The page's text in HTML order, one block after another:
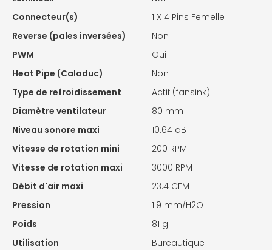
Connecteur(s)
1 X 4 Pins Femelle
Reverse (pales inversées)
Non
PWM
Oui
Heat Pipe (Caloduc)
Non
Type de refroidissement
Actif (fansink)
Diamètre ventilateur
80 mm
Niveau sonore maxi
10.64 dB
Vitesse de rotation mini
200 RPM
Vitesse de rotation maxi
3000 RPM
Débit d'air maxi
23.4 CFM
Pression
1.9 mm/H2O
Poids
81 g
Utilisation
Bureautique